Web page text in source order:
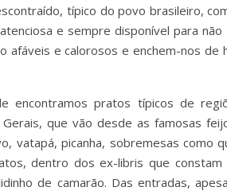
típico do povo brasileiro,
e sempre disponível para
afáveis e calorosos e enchem-nos
encontramos pratos típicos de
que vão desde as famosas
vatapá, picanha, sobremesas como
dentro dos ex-libris que
de camarão. Das entradas,